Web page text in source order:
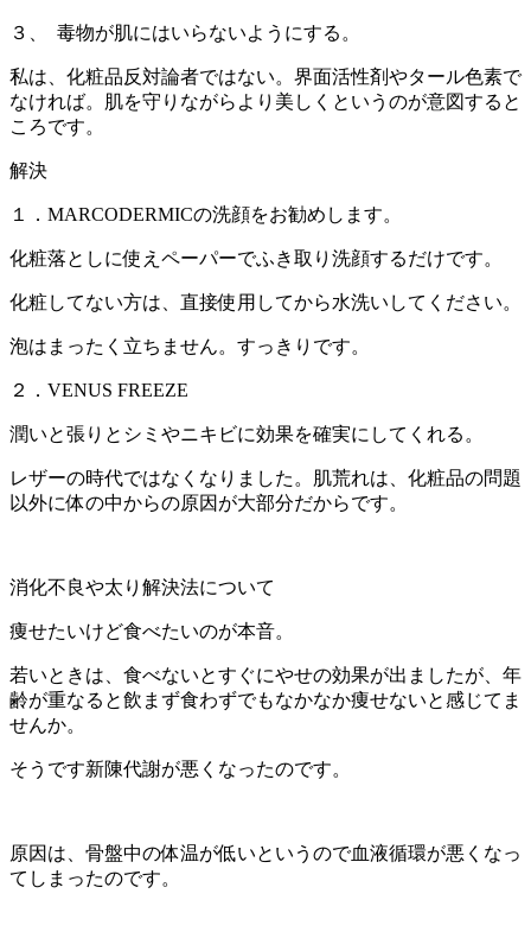
３、 毒物が肌にはいらないようにする。
私は、化粧品反対論者ではない。界面活性剤やタール色素で
なければ。肌を守りながらより美しくというのが意図すると
ころです。
解決
１．MARCODERMICの洗顔をお勧めします。
化粧落としに使えペーパーでふき取り洗顔するだけです。
化粧してない方は、直接使用してから水洗いしてください。
泡はまったく立ちません。すっきりです。
２．VENUS FREEZE
潤いと張りとシミやニキビに効果を確実にしてくれる。
レザーの時代ではなくなりました。肌荒れは、化粧品の問題
以外に体の中からの原因が大部分だからです。
消化不良や太り解決法について
痩せたいけど食べたいのが本音。
若いときは、食べないとすぐにやせの効果が出ましたが、年
齢が重なると飲まず食わずでもなかなか痩せないと感じてま
せんか。
そうです新陳代謝が悪くなったのです。
原因は、骨盤中の体温が低いというので血液循環が悪くなっ
てしまったのです。